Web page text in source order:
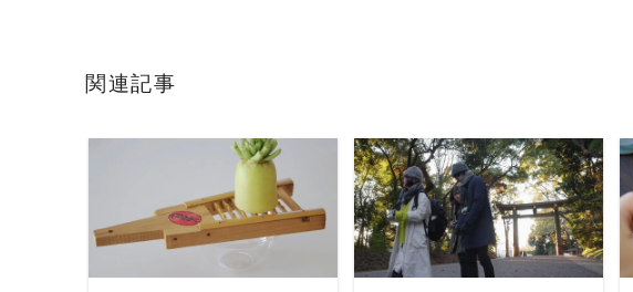
関連記事
READ MORE READ MORE